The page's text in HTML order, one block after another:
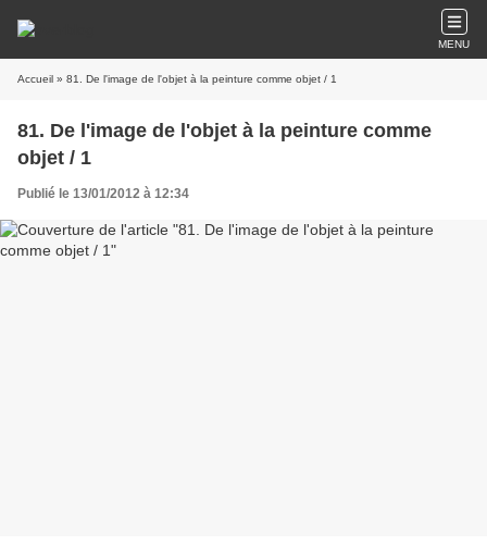
MENU
Accueil » 81. De l'image de l'objet à la peinture comme objet / 1
81. De l'image de l'objet à la peinture comme
objet / 1
Publié le 13/01/2012 à 12:34